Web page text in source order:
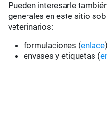
Pueden interesarle
generales en este sitio
veterinarios:
formulaciones (enlace)
envases y etiquetas (